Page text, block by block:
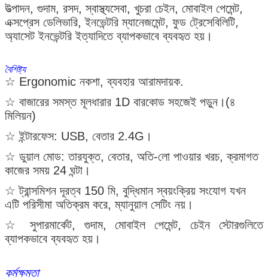
উত্পাদন, গুদাম, রসদ, স্বাস্থ্যসেবা, খুচরা চেইন, মোবাইল পেমেন্ট,
এক্সপ্রেস ডেলিভারি, ইনভেন্টরি ম্যানেজমেন্ট, ফুড ট্রেসেবিলিটি,
অ্যাসেট ইনভেন্টরি ইত্যাদিতে ব্যাপকভাবে ব্যবহৃত হয়।
বৈশিষ্ট্য
☆ Ergonomic নকশা, ব্যবহার আরামদায়ক.
☆ বাজারের সমস্ত মূলধারার 1D বারকোড সহজেই পড়ুন।(৪
মিলিয়ন)
☆ ইন্টারফেস: USB, বেতার 2.4G।
☆ ডুয়াল মোড: তারযুক্ত, বেতার, অতি-লো পাওয়ার খরচ, ক্রমাগত
কাজের সময় 24 ঘন্টা।
☆ ট্রান্সমিশন দূরত্ব 150 মি, বুদ্ধিমান স্বয়ংক্রিয় সংযোগ যখন
এটি পরিসীমা অতিক্রম করে, ম্যানুয়াল সেটিং নয়।
☆ সুপারমার্কেট, গুদাম, মোবাইল পেমেন্ট, চেইন স্টোরগুলিতে
ব্যাপকভাবে ব্যবহৃত হয়।
কর্মক্ষমতা